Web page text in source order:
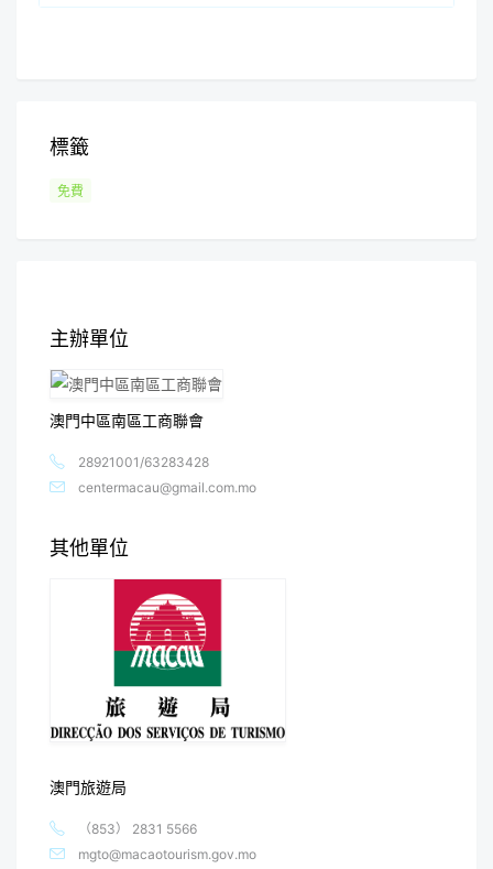
標籤
免費
主辦單位
澳門中區南區工商聯會
28921001/63283428
centermacau@gmail.com.mo
其他單位
澳門旅遊局
（853） 2831 5566
mgto@macaotourism.gov.mo